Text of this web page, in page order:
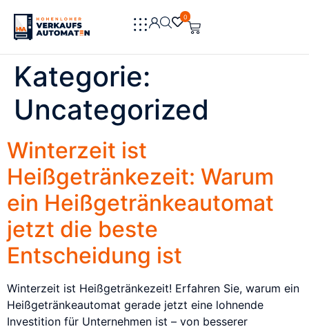
0
0
Kategorie:
Uncategorized
Winterzeit ist
Heißgetränkezeit: Warum
ein Heißgetränkeautomat
jetzt die beste
Entscheidung ist
Winterzeit ist Heißgetränkezeit! Erfahren Sie, warum ein
Heißgetränkeautomat gerade jetzt eine lohnende
Investition für Unternehmen ist – von besserer